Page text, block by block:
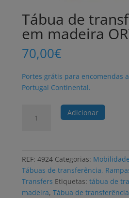
Tábua de
em madeira
70,00€
Portes grátis para encomendas
Portugal Continental.
em
madeira
ORTHOS
Adicionar
REF: 4924 Categorias:
Tábuas de transferência,
Transfers Etiquetas: tábua de
madeira, Tábua de